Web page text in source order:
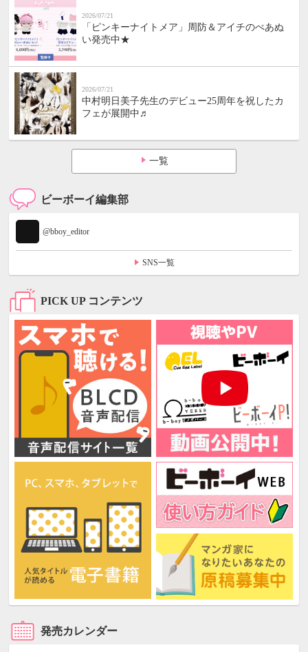
2026/07/21
「ピンキーナイトメア」周防＆アイチのぺあぬ
い発売中★
2026/07/21
中村明日美子先生のデビュー25周年を祝したカ
フェが展開中♬
一覧
ビーボーイ編集部
@bboy_editor
SNS一覧
PICK UP コンテンツ
発売カレンダー